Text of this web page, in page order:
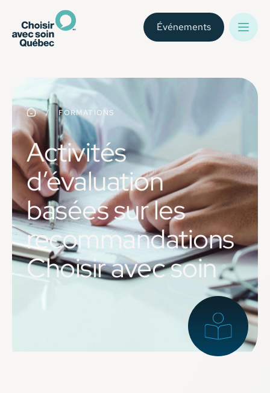
Événements
FORMATIONS
Activités
d’évaluation
basées sur les
recommandations
Choisir avec soin